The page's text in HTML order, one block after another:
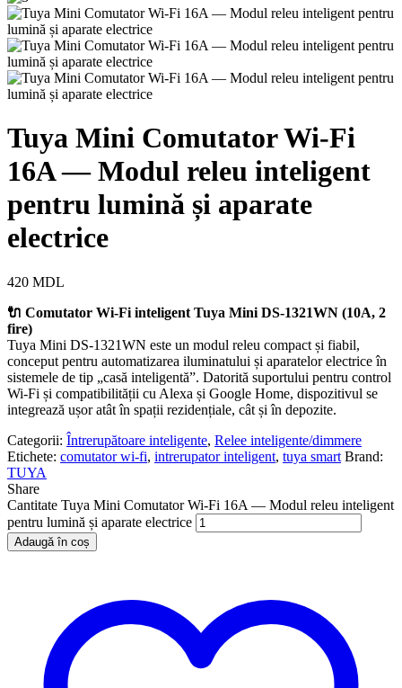
Tuya Mini Comutator Wi-Fi
16A — Modul releu inteligent
pentru lumină și aparate
electrice
420 MDL
🔌 Comutator Wi-Fi inteligent Tuya Mini DS-1321WN (10A, 2
fire)
Tuya Mini DS-1321WN este un modul releu compact și fiabil,
conceput pentru automatizarea iluminatului și aparatelor electrice în
sistemele de tip „casă inteligentă”. Datorită suportului pentru control
Wi-Fi și compatibilității cu Alexa și Google Home, dispozitivul se
integrează ușor atât în spații rezidențiale, cât și în depozite.
Categorii: Întrerupătoare inteligente, Relee inteligente/dimmere
Etichete: comutator wi-fi, intrerupator inteligent, tuya smart Brand:
TUYA
Share
Cantitate Tuya Mini Comutator Wi-Fi 16A — Modul releu inteligent
pentru lumină și aparate electrice
Adaugă în coș